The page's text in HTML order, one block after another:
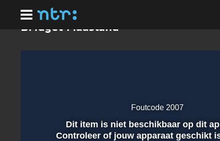
hoofdinhoud
Bridget Maasland
Afspelen
Foutcode 2007
Dit item is niet beschikbaar op dit
Controleer of jouw apparaat geschikt